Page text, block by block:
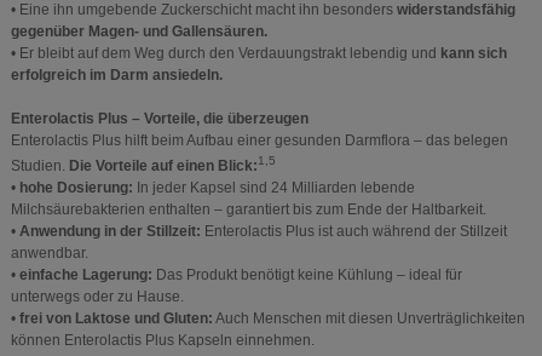
• Eine ihn umgebende Zuckerschicht macht ihn besonders widerstandsfähig
gegenüber Magen- und Gallensäuren.
• Er bleibt auf dem Weg durch den Verdauungstrakt lebendig und kann sich
erfolgreich im Darm ansiedeln.
Enterolactis Plus – Vorteile, die überzeugen
Enterolactis Plus hilft beim Aufbau einer gesunden Darmflora – das belegen
Studien. Die Vorteile auf einen Blick:1,5
• hohe Dosierung: In jeder Kapsel sind 24 Milliarden lebende
Milchsäurebakterien enthalten – garantiert bis zum Ende der Haltbarkeit.
• Anwendung in der Stillzeit: Enterolactis Plus ist auch während der Stillzeit
anwendbar.
• einfache Lagerung: Das Produkt benötigt keine Kühlung – ideal für
unterwegs oder zu Hause.
• frei von Laktose und Gluten: Auch Menschen mit diesen Unverträglichkeiten
können Enterolactis Plus Kapseln einnehmen.